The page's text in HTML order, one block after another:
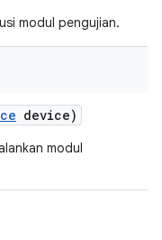
modul pengujian.
device)
modul